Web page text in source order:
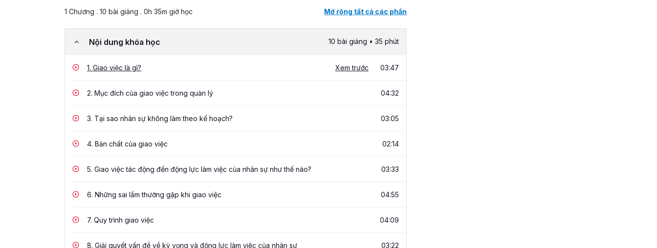
1 Chương . 10 bài giảng . 0h 35m giờ học Mở rộng tất cả các phần
Nội dung khóa học 10 bài giảng • 35 phút
1. Giao việc là gì? Xem trước 03:47
2. Mục đích của giao việc trong quản lý 04:32
3. Tại sao nhân sự không làm theo kế hoạch? 03:05
4. Bản chất của giao việc 02:14
5. Giao việc tác động đến động lực làm việc của nhân sự như thế nào? 03:33
6. Những sai lầm thường gặp khi giao việc 04:55
7. Quy trình giao việc 04:09
8. Giải quyết vấn đề về kỳ vọng và động lực làm việc của nhân sự 03:22